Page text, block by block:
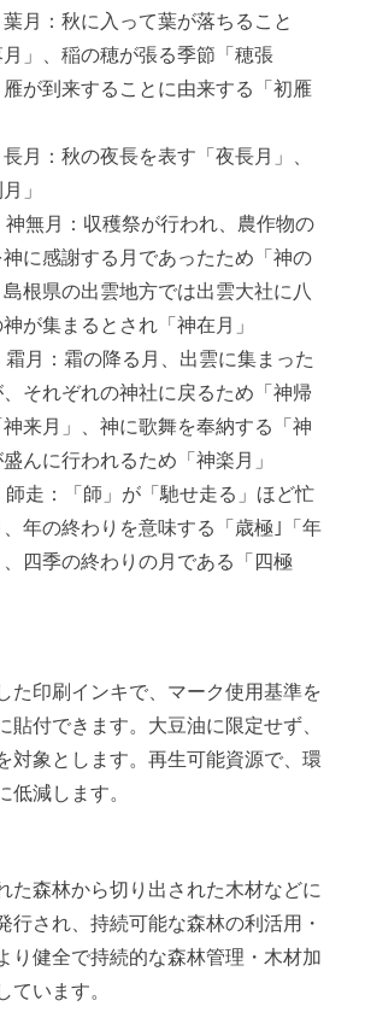
葉月：秋に入って葉が落ちること
月」、稲の穂が張る季節「穂張
雁が到来することに由来する「初雁
長月：秋の夜長を表す「夜長月」、
」
神無月：収穫祭が行われ、農作物の
に感謝する月であったため「神の
島根県の出雲地方では出雲大社に八
が集まるとされ「神在月」
霜月：霜の降る月、出雲に集まった
それぞれの神社に戻るため「神帰
神来月」、神に歌舞を奉納する「神
んに行われるため「神楽月」
師走：「師」が「馳せ走る」ほど忙
、年の終わりを意味する「歳極｣「年
四季の終わりの月である「四極
た印刷インキで、マーク使用基準を
貼付できます。大豆油に限定せず、
対象とします。再生可能資源で、環
低減します。
た森林から切り出された木材などに
行され、持続可能な森林の利活用・
り健全で持続的な森林管理・木材加
ています。